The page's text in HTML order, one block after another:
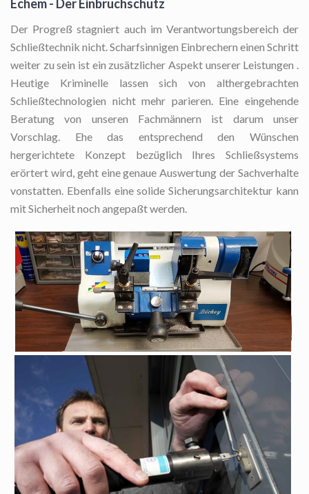
Echem - Der Einbruchschutz
Der Progreß stagniert auch im Verantwortungsbereich der
Schließtechnik nicht. Scharfsinnigen Einbrechern einen Schritt
weiter zu sein ist ein zusätzlicher Aspekt unserer Leistungen .
Heutige Kriminelle lassen sich von althergebrachten
Schließtechnologien nicht mehr parieren. Eine eingehende
Beratung von unseren Fachmännern ist darum unser
Vorschlag. Ehe das entsprechend den Wünschen
hergerichtete Konzept bezüglich Ihres Schließsystems
erörtert wird, geht eine genaue Auswertung der Sachverhalte
vonstatten. Ebenfalls eine solide Sicherungsarchitektur kann
mit Sicherheit noch angepaßt werden.